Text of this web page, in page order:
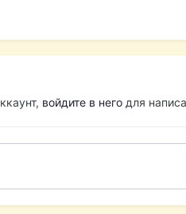
войдите в него для